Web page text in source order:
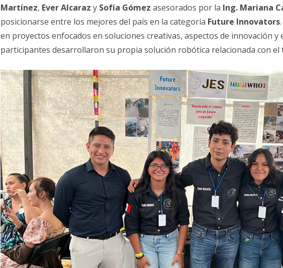
Martínez, Ever Alcaraz y Sofía Gómez asesorados por la Ing. Mariana
posicionarse entre los mejores del país en la categoría Future Innovators
en proyectos enfocados en soluciones creativas, aspectos de innovación y
participantes desarrollaron su propia solución robótica relacionada con